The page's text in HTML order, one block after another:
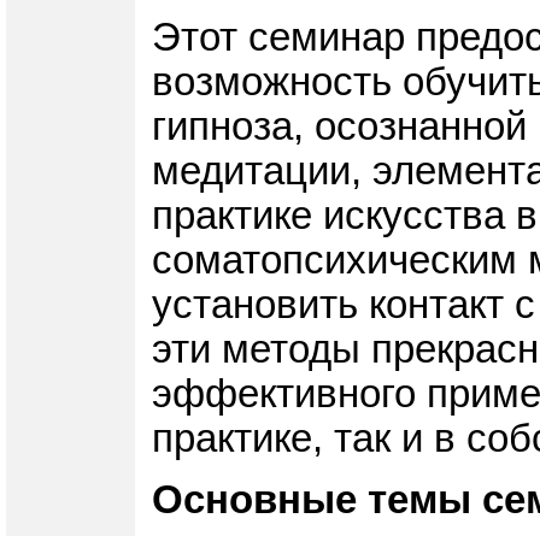
Этот семинар
возможность
гипноза,
медитации,
практике искусства
установить
эти методы
эффективного
практике, так и в
Основные темы